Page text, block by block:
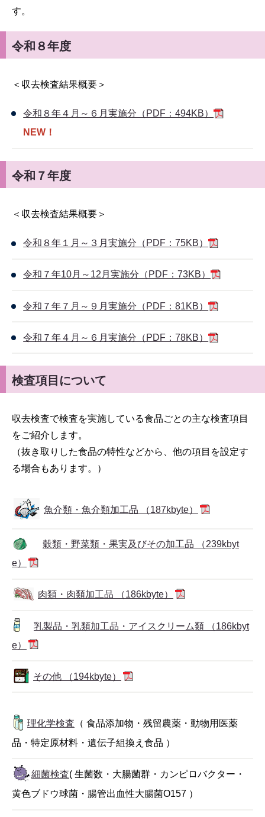
す。
令和８年度
＜収去検査結果概要＞
令和８年４月～６月実施分（PDF：494KB）
NEW！
令和７年度
＜収去検査結果概要＞
令和８年１月～３月実施分（PDF：75KB）
令和７年10月～12月実施分（PDF：73KB）
令和７年７月～９月実施分（PDF：81KB）
令和７年４月～６月実施分（PDF：78KB）
検査項目について
収去検査で検査を実施している食品ごとの主な検査項目
をご紹介します。
（抜き取りした食品の特性などから、他の項目を設定す
る場合もあります。）
魚介類・魚介類加工品 （187kbyte）
穀類・野菜類・果実及びその加工品 （239kbyt
e）
肉類・肉類加工品 （186kbyte）
乳製品・乳類加工品・アイスクリーム類 （186kbyt
e）
その他 （194kbyte）
理化学検査 （ 食品添加物・残留農薬・動物用医薬
品・特定原材料・遺伝子組換え食品 ）
細菌検査( 生菌数・大腸菌群・カンピロバクター・
黄色ブドウ球菌・腸管出血性大腸菌O157 ）